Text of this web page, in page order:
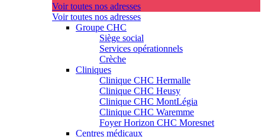
Voir toutes nos adresses
Voir toutes nos adresses
Groupe CHC
Siège social
Services opérationnels
Crèche
Cliniques
Clinique CHC Hermalle
Clinique CHC Heusy
Clinique CHC MontLégia
Clinique CHC Waremme
Foyer Horizon CHC Moresnet
Centres médicaux